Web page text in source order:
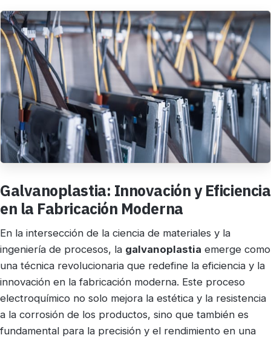
Galvanoplastia: Innovación y Eficiencia
en la Fabricación Moderna
En la intersección de la ciencia de materiales y la
ingeniería de procesos, la galvanoplastia emerge como
una técnica revolucionaria que redefine la eficiencia y la
innovación en la fabricación moderna. Este proceso
electroquímico no solo mejora la estética y la resistencia
a la corrosión de los productos, sino que también es
fundamental para la precisión y el rendimiento en una